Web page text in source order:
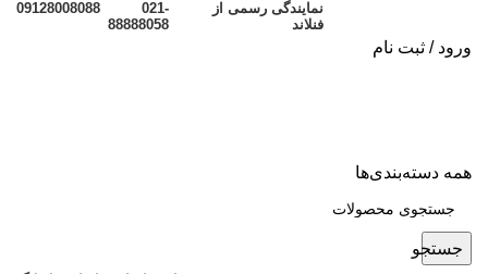
نمایندگی رسمی از
فنلاند
021-
88888058
09128008088
ورود / ثبت نام
همه دسته‌بندی‌ها
جستجو